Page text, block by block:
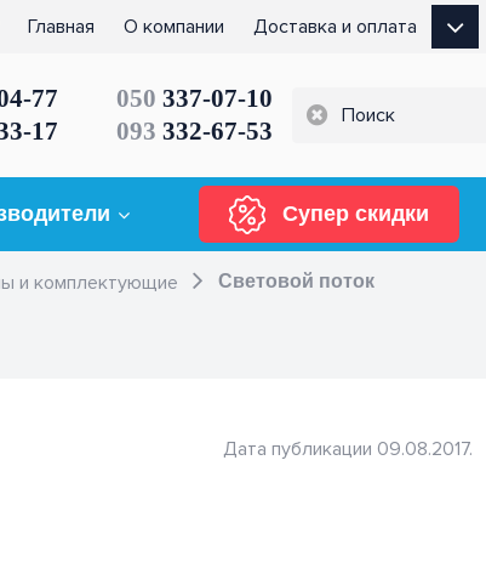
Дата публикации 09.08.2017.
Главная О компании Доставка и оплата
Супер скидки
77
17
050 337-07-10
093 332-67-53
и комплектующие Световой поток